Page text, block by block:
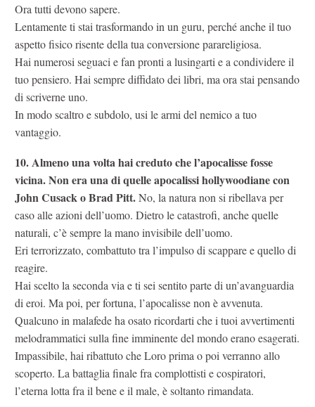
Ora tutti devono sapere.
Lentamente ti stai trasformando in un guru, perché anche il tuo
aspetto fisico risente della tua conversione parareligiosa.
Hai numerosi seguaci e fan pronti a lusingarti e a condividere il
tuo pensiero. Hai sempre diffidato dei libri, ma ora stai pensando
di scriverne uno.
In modo scaltro e subdolo, usi le armi del nemico a tuo
vantaggio.
10. Almeno una volta hai creduto che l’apocalisse fosse
vicina. Non era una di quelle apocalissi hollywoodiane con
John Cusack o Brad Pitt.No, la natura non si ribellava per
caso alle azioni dell’uomo. Dietro le catastrofi, anche quelle
naturali, c’è sempre la mano invisibile dell’uomo.
Eri terrorizzato, combattuto tra l’impulso di scappare e quello di
reagire.
Hai scelto la seconda via e ti sei sentito parte di un’avanguardia
di eroi. Ma poi, per fortuna, l’apocalisse non è avvenuta.
Qualcuno in malafede ha osato ricordarti che i tuoi avvertimenti
melodrammatici sulla fine imminente del mondo erano esagerati.
Impassibile, hai ribattuto che Loro prima o poi verranno allo
scoperto. La battaglia finale fra complottisti e cospiratori,
l’eterna lotta fra il bene e il male, è soltanto rimandata.